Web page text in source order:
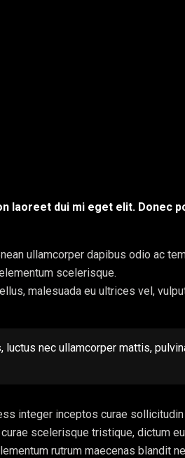
laoreet dui mi eget elit. Donec
ullamcorper dapibus odio ac
scelerisque.
malesuada eu ultrices vel,
nec ullamcorper mattis,
integer inceptos curae
scelerisque tristique, dictum
rutrum maecenas blandit